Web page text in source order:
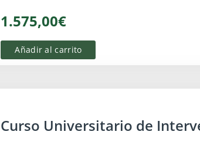
1.575,00€
Añadir al carrito
Curso Universitario de